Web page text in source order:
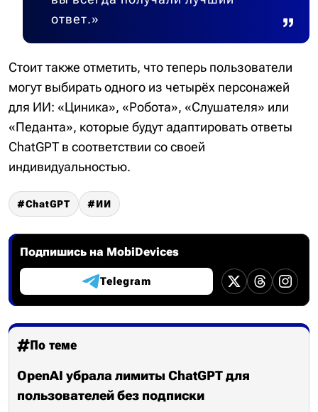
ответ.»
Стоит также отметить, что теперь пользователи
могут выбирать одного из четырёх персонажей
для ИИ: «Циника», «Робота», «Слушателя» или
«Педанта», которые будут адаптировать ответы
ChatGPT в соответствии со своей
индивидуальностью.
ChatGPT ИИ
Подпишись на MobiDevices
Telegram
По теме
OpenAI убрала лимиты ChatGPT для
пользователей без подписки